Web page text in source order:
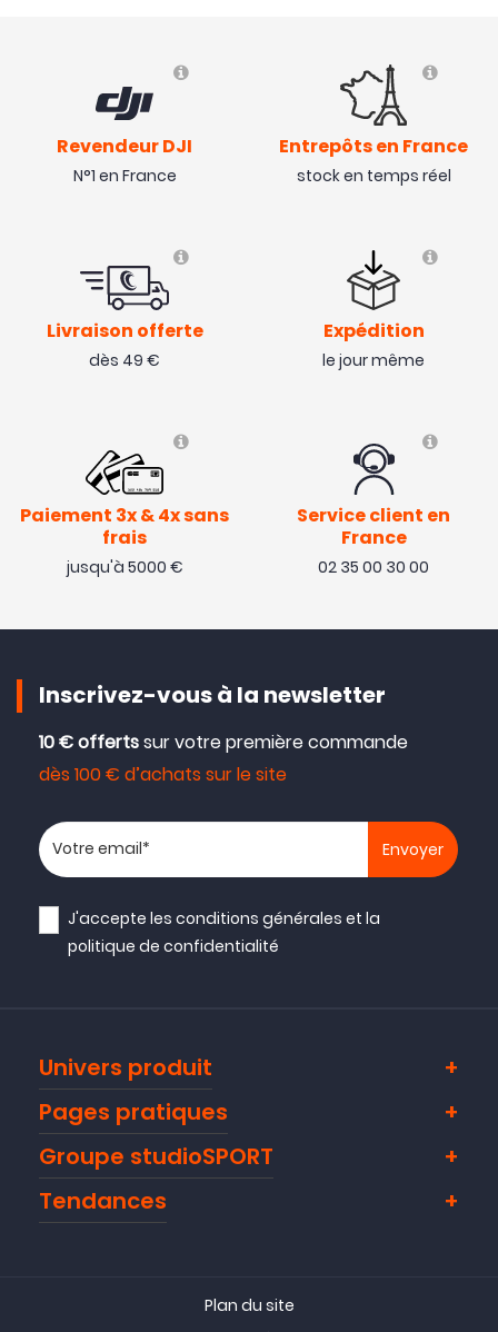
Revendeur DJI
N°1 en France
Entrepôts en France
stock en temps réel
Livraison offerte
dès 49 €
Expédition
le jour même
Paiement 3x & 4x sans
frais
jusqu'à 5000 €
Service client en
France
02 35 00 30 00
Inscrivez-vous à la newsletter
10 € offertssur votre première commande
dès 100 € d’achats sur le site
Votre adresse email
J'accepte lesconditions générales et la
politique de confidentialité
Univers produit
Pages pratiques
Groupe studioSPORT
Tendances
Plan du site